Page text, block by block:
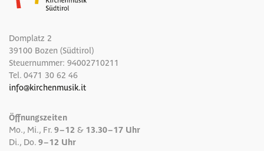
Domplatz 2
39100 Bozen (Südtirol)
Steuernummer: 94002710211
Tel. 0471 30 62 46
info@kirchenmusik.it
Öffnungszeiten
Mo., Mi., Fr. 9 – 12 & 13.30 – 17 Uhr
Di., Do. 9 – 12 Uhr